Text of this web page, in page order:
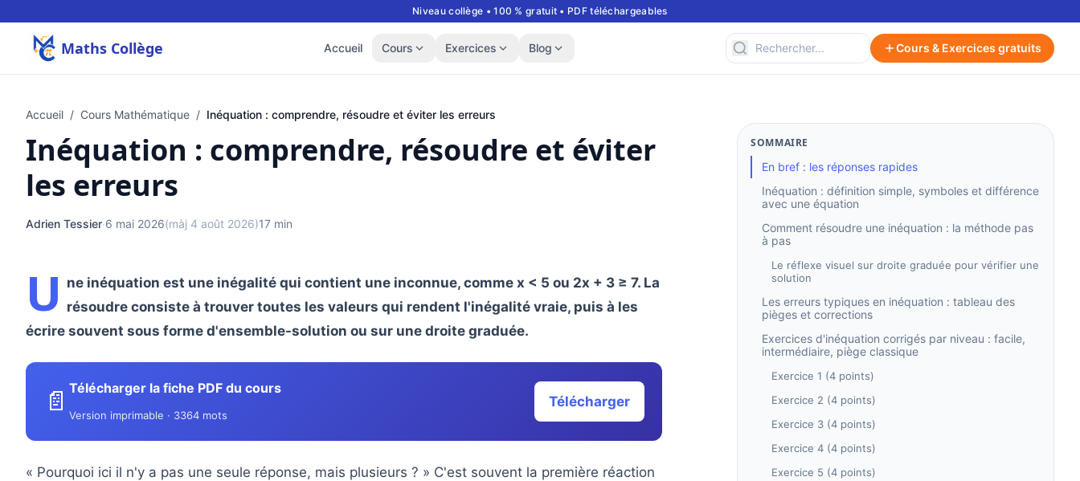
Niveau collège • 100 % gratuit • PDF téléchargeables
Maths Collège Accueil Cours Exercices Blog Cours & Exercices gratuits
Accueil / Cours Mathématique / Inéquation : comprendre, résoudre et éviter les erreurs
Inéquation : comprendre, résoudre et éviter
les erreurs
Adrien Tessier·6 mai 2026(màj 4 août 2026)17 min
U ne inéquation est une inégalité qui contient une inconnue, comme x < 5 ou 2x + 3 ≥ 7. La
résoudre consiste à trouver toutes les valeurs qui rendent l'inégalité vraie, puis à les
écrire souvent sous forme d'ensemble-solution ou sur une droite graduée.
📄 Télécharger la fiche PDF du cours
Version imprimable · 3364 mots
Télécharger
« Pourquoi ici il n'y a pas une seule réponse, mais plusieurs ? » C'est souvent la première réaction
SOMMAIRE
En bref : les réponses rapides
Inéquation : définition simple, symboles et différence
avec une équation
Comment résoudre une inéquation : la méthode pas
à pas
Le réflexe visuel sur droite graduée pour vérifier une
solution
Les erreurs typiques en inéquation : tableau des
pièges et corrections
Exercices d'inéquation corrigés par niveau : facile,
intermédiaire, piège classique
Exercice 1 (4 points)
Exercice 2 (4 points)
Exercice 3 (4 points)
Exercice 4 (4 points)
Exercice 5 (4 points)